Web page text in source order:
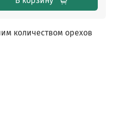
количеством орехов